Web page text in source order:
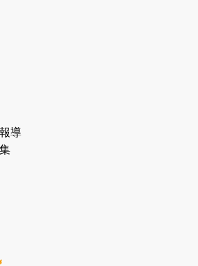
第七年獲得 #香港中小型企業總
「#友商有良」嘉許計劃的嘉許
人士入場試玩
導